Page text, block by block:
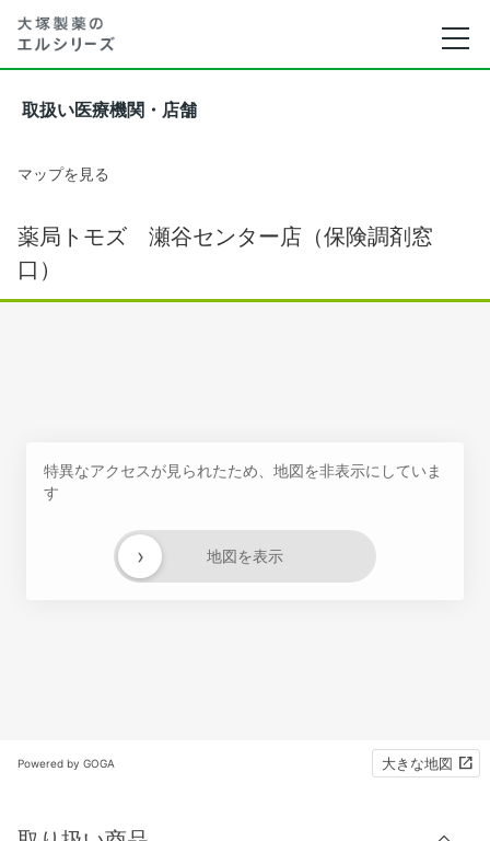
取扱い医療機関・店舗
マップを見る
薬局トモズ 瀬谷センター店（保険調剤窓
口）
特異なアクセスが見られたため、地図を非表示にしていま
す
地図を表示
›
Powered by GOGA 大きな地図